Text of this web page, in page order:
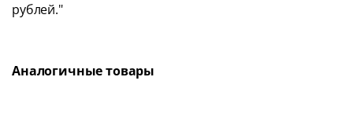
рублей."
Аналогичные товары